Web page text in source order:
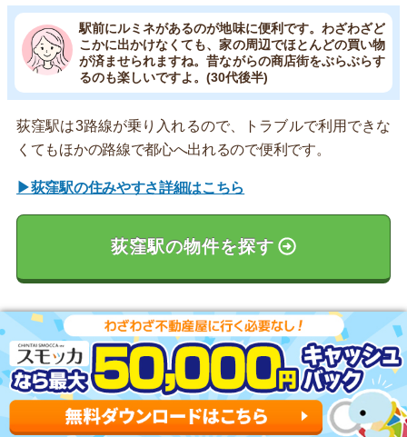
駅前にルミネがあるのが地味に便利です。わざわざど
こかに出かけなくても、家の周辺でほとんどの買い物
が済ませられますね。昔ながらの商店街をぶらぶらす
るのも楽しいですよ。(30代後半)
荻窪駅は3路線が乗り入れるので、トラブルで利用できな
くてもほかの路線で都心へ出れるので便利です。
▶荻窪駅の住みやすさ詳細はこちら
荻窪駅の物件を探す
下高井戸駅